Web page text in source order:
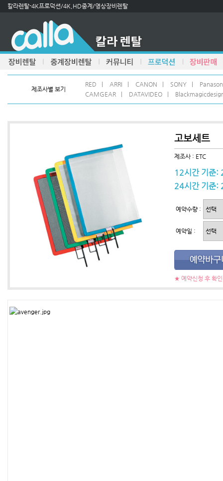
칼라렌탈-4K프로덕션/4K,HD중계/영상장비렌탈
제조사별 보기
RED ARRI CANON SONY
CAMGEAR
DATAVIDEO
고보세트
제조사 : ETC
12시간 기준:
24시간 기준:
예약수량 :
예약일 :
★ 예약신청 후 확